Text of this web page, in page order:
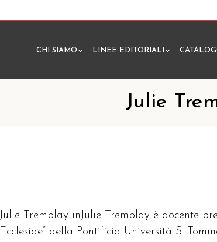
CHI SIAMO LINEE EDITORIALI
Julie
Julie Tremblay inJulie Tremblay è docente
Ecclesiae” della Pontificia Università S.